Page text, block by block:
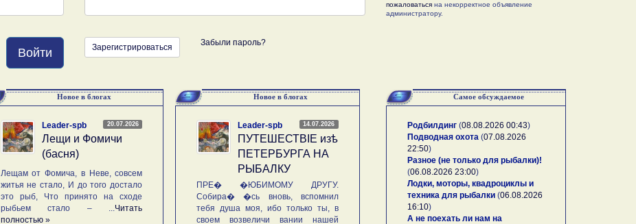
Войти Зарегистрироваться Забыли пароль?
пожаловатьсяна некорректное объявление
администратору.
Новое в блогах
20.07.2026
Leader-spb
Лещи и Фомичи
(басня)
Лещам от Фомича, в Неве, совсем
житья не стало, И до того достало
это рыб, Что принято на сходе
рыбьем стало – ...Читать
полностью »
Новое в блогах
14.07.2026
Leader-spb
ПУТЕШЕСТВIE изѣ
ПЕТЕРБУРГА НА
РЫБАЛКУ
ПРЕ� �ЮБИМОМУ ДРУГУ.
Собира� �сь вновь, вспомнил
тебя душа моя, ибо только ты, в
своем возвеличи вании нашей
Самое обсуждаемое
Родбилдинг(08.08.2026 00:43)
Подводная охота(07.08.2026
22:50)
Разное (не только для рыбалки)!
(06.08.2026 23:00)
Лодки, моторы, квадроциклы и
техника для рыбалки(06.08.2026
16:10)
А не поехать ли нам на